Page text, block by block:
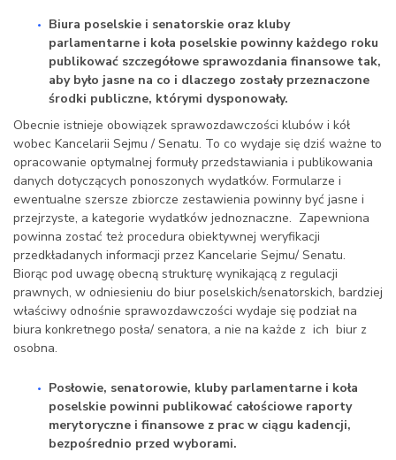
Biura poselskie i senatorskie oraz kluby
parlamentarne i koła poselskie powinny każdego roku
publikować szczegółowe sprawozdania finansowe tak,
aby było jasne na co i dlaczego zostały przeznaczone
środki publiczne, którymi dysponowały.
Obecnie istnieje obowiązek sprawozdawczości klubów i kół
wobec Kancelarii Sejmu / Senatu. To co wydaje się dziś ważne to
opracowanie optymalnej formuły przedstawiania i publikowania
danych dotyczących ponoszonych wydatków. Formularze i
ewentualne szersze zbiorcze zestawienia powinny być jasne i
przejrzyste, a kategorie wydatków jednoznaczne. Zapewniona
powinna zostać też procedura obiektywnej weryfikacji
przedkładanych informacji przez Kancelarie Sejmu/ Senatu.
Biorąc pod uwagę obecną strukturę wynikającą z regulacji
prawnych, w odniesieniu do biur poselskich/senatorskich, bardziej
właściwy odnośnie sprawozdawczości wydaje się podział na
biura konkretnego posła/ senatora, a nie na każde z ich biur z
osobna.
Posłowie, senatorowie, kluby parlamentarne i koła
poselskie powinni publikować całościowe raporty
merytoryczne i finansowe z prac w ciągu kadencji,
bezpośrednio przed wyborami.